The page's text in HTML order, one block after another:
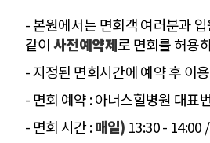
- 본원에서는 면회객 여러분과
같이사전예약제로 면회를 허용
- 지정된 면회시간에 예약 후 이
- 면회 예약 : 아너스힐병원 대표
- 면회 시간 :매일) 13:30 - 14:00